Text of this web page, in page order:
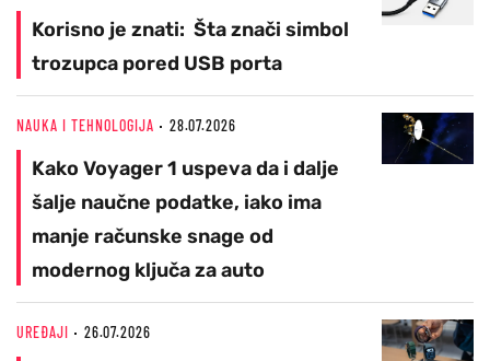
Korisno je znati: Šta znači simbol
trozupca pored USB porta
NAUKA I TEHNOLOGIJA 28.07.2026
Kako Voyager 1 uspeva da i dalje
šalje naučne podatke, iako ima
manje računske snage od
modernog ključa za auto
UREĐAJI 26.07.2026